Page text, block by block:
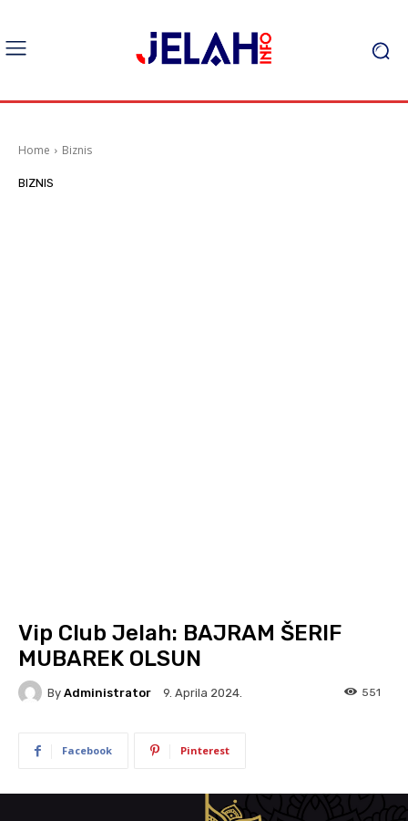
Home Biznis
BIZNIS
Vip Club Jelah: BAJRAM ŠERIF
MUBAREK OLSUN
By Administrator 9. Aprila 2024. 551
Facebook Pinterest